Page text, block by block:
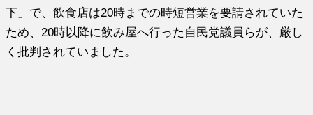
下」で、飲食店は20時までの時短営業を要請されていた
ため、20時以降に飲み屋へ行った自民党議員らが、厳し
く批判されていました。